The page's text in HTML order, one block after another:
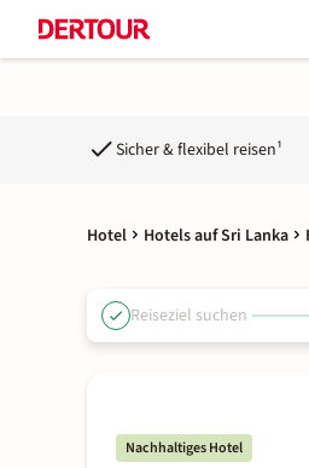
Sicher & flexibel reisen¹
Hotel Hotels auf Sri Lanka
Reiseziel suchen
Nachhaltiges Hotel